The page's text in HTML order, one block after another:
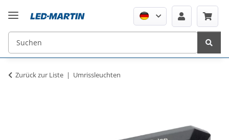
Zurück zur Liste Umrissleuchten